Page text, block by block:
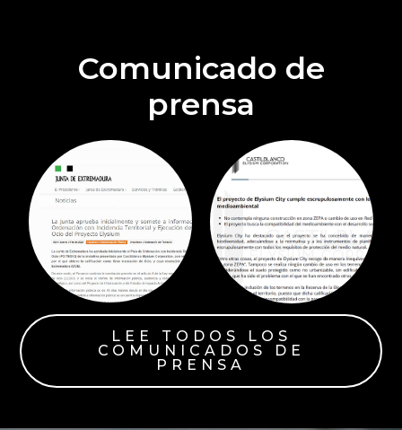
Comunicado de
prensa
LEE TODOS LOS
COMUNICADOS DE
PRENSA